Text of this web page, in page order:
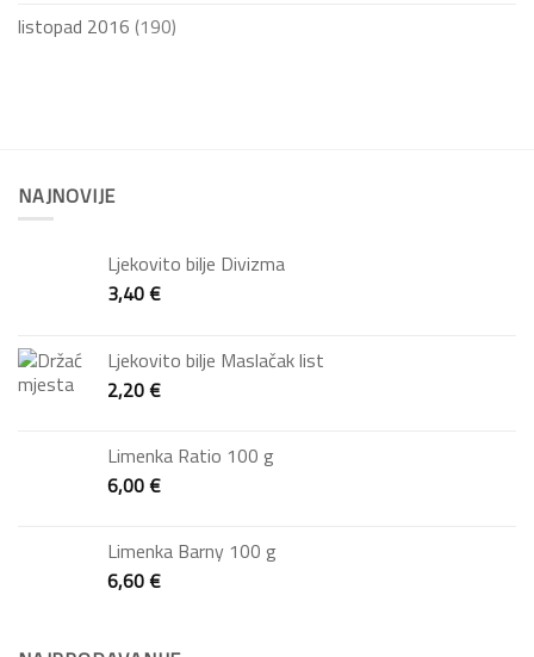
listopad 2016 (190)
NAJNOVIJE
Ljekovito bilje Divizma
3,40€
Ljekovito bilje Maslačak list
2,20€
Limenka Ratio 100 g
6,00€
Limenka Barny 100 g
6,60€